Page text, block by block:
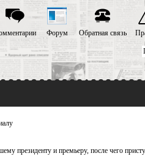
Форум Обратная связь
президенту и премьеру, после чего